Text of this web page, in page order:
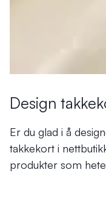
Design
Er du glad i å
takkekort i
produkter som